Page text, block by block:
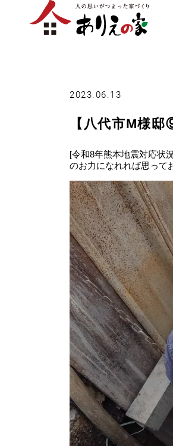
2023.06.13
【八代市M様
[令和8年熊本地震対応状
のお力になれれば思って